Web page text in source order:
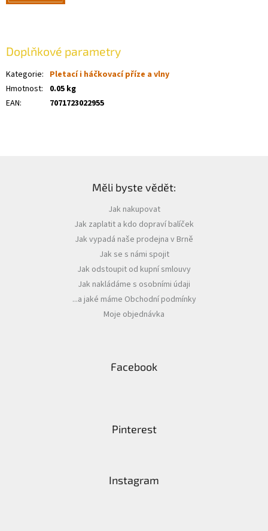
Doplňkové parametry
Kategorie: Pletací i háčkovací příze a vlny
Hmotnost:
0.05 kg
EAN: 7071723022955
Měli byste vědět:
Jak nakupovat
Jak zaplatit a kdo dopraví balíček
Jak vypadá naše prodejna v Brně
Jak se s námi spojit
Jak odstoupit od kupní smlouvy
Jak nakládáme s osobními údaji
...a jaké máme Obchodní podmínky
Moje objednávka
Facebook
Pinterest
Instagram